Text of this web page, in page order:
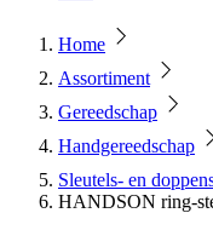
Home
Assortiment
Gereedschap
Handgereedschap
Sleutels- en
HANDSON ring-